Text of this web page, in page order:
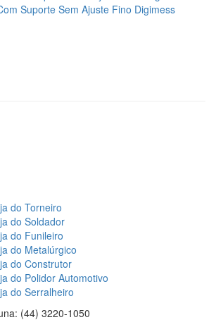
Suporte Sem Ajuste Fino Digimess
do Torneiro
do Soldador
do Funileiro
do Metalúrgico
do Construtor
do Polidor Automotivo
do Serralheiro
(44) 3220-1050